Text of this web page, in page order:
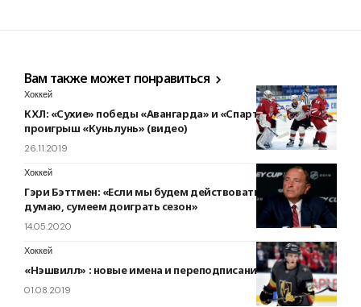
Вам также может понравиться
Хоккей
КХЛ: «Сухие» победы «Авангарда» и «Спартака» и
проигрыш «Куньлунь» (видео)
26.11.2019
Хоккей
Гэри Бэттмен: «Если мы будем действовать правильно,
думаю, сумеем доиграть сезон»
14.05.2020
Хоккей
«Нэшвилл» : новые имена и переподписания межсезонья
01.08.2019